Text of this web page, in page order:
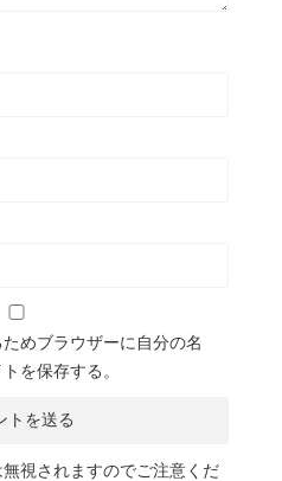
めブラウザーに自分の名
を保存する。
視されますのでご注意くだ